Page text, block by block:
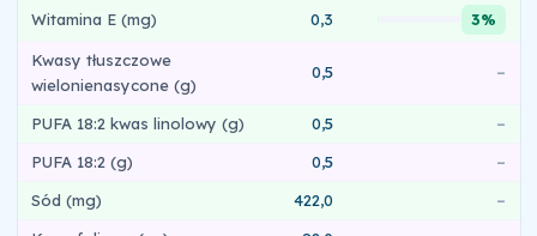
Witamina E (mg) 0,3 3%
Kwasy tłuszczowe
wielonienasycone (g)
0,5 –
PUFA 18:2 kwas linolowy (g) 0,5
–
PUFA 18:2 (g)
0,5
–
Sód (mg)
422,0
–